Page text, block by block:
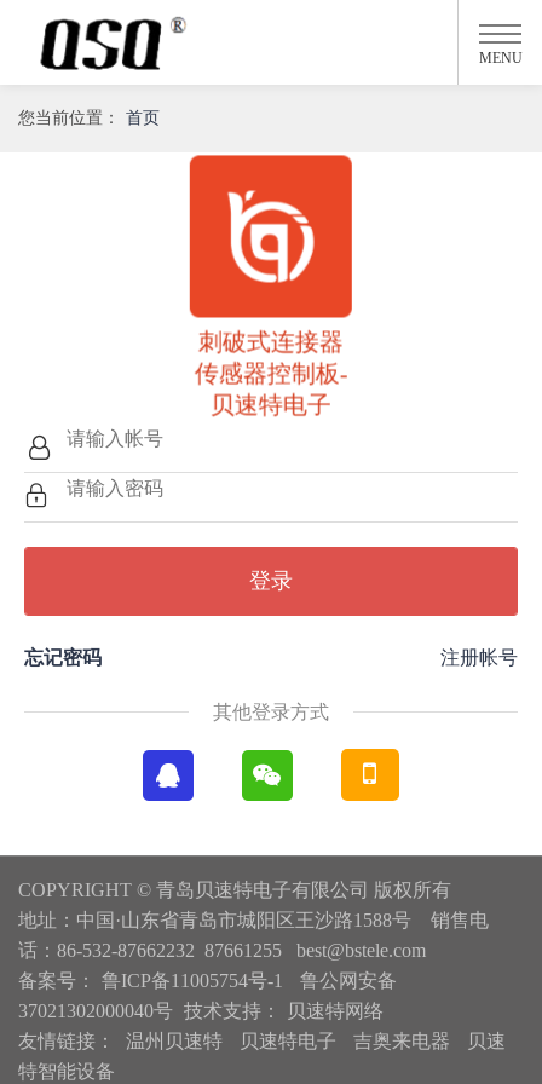
MENU
您当前位置： 首页
刺破式连接器
传感器控制板-
贝速特电子
登录
忘记密码 注册帐号
其他登录方式
COPYRIGHT © 青岛贝速特电子有限公司 版权所有
地址：中国·山东省青岛市城阳区王沙路1588号 销售电
话：86-532-87662232 87661255 best@bstele.com
备案号：
鲁ICP备11005754号-1
鲁公网安备
37021302000040号 技术支持：
贝速特网络
友情链接：
温州贝速特 贝速特电子 吉奥来电器
贝速
特智能设备